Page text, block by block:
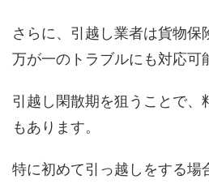
さらに、引越し業者は貨物保
万が一のトラブルにも対応可
引越し閑散期を狙うことで、
もあります。
特に初めて引っ越しをする場